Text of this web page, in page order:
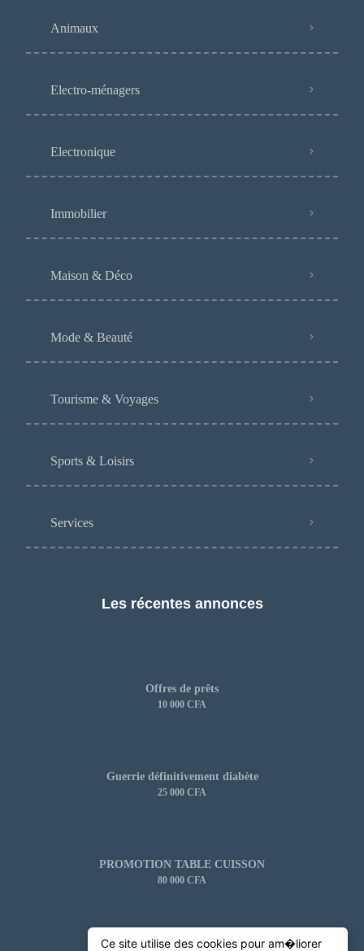
Animaux
Electro-ménagers
Electronique
Immobilier
Maison & Déco
Mode & Beauté
Tourisme & Voyages
Sports & Loisirs
Services
Les récentes annonces
Offres de prêts
10 000 CFA
Guerrie définitivement diabète
25 000 CFA
PROMOTION TABLE CUISSON
80 000 CFA
Ce site utilise des cookies pour am�liorer